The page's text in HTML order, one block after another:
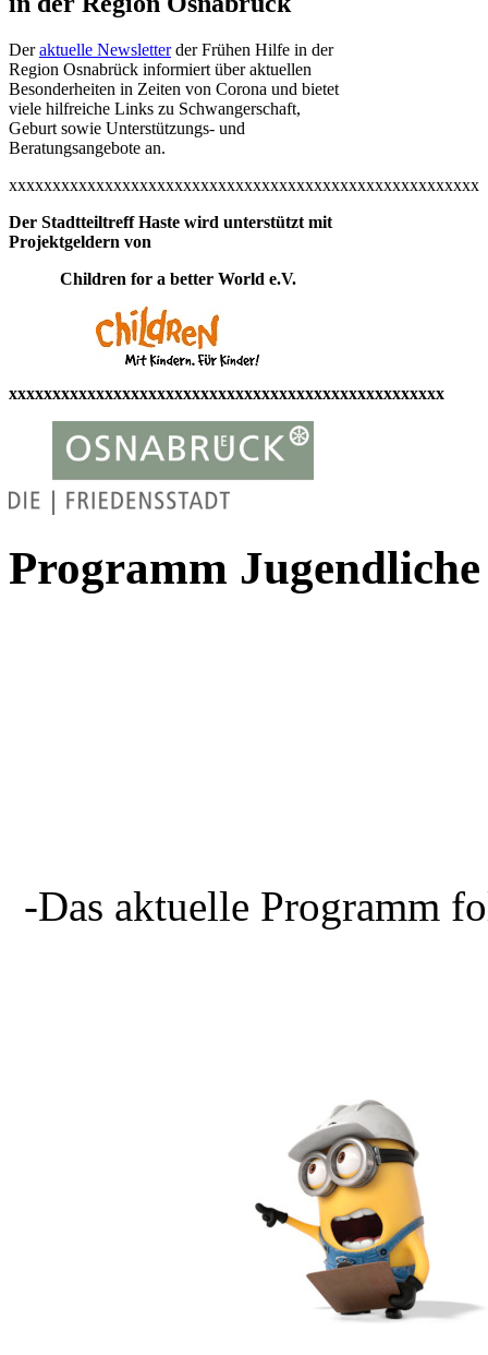
Deraktuelle Newsletterder Frühen Hilfe in der
Region Osnabrück informiert über aktuellen
Besonderheiten in Zeiten von Corona und bietet
viele hilfreiche Links zu Schwangerschaft,
Geburt sowie Unterstützungs- und
Beratungsangebote an.
xxxxxxxxxxxxxxxxxxxxxxxxxxxxxxxxxxxxxxxxxxxxxxxxxxxxxx
Der Stadtteiltreff Haste wird unterstützt mit
Projektgeldern von
Children for a better World e.V.
xxxxxxxxxxxxxxxxxxxxxxxxxxxxxxxxxxxxxxxxxxxxxxxxxx
Programm Jugendliche
-Das aktuelle Programm